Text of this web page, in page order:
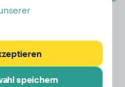
3 Jahre, 4 Monate
speichern